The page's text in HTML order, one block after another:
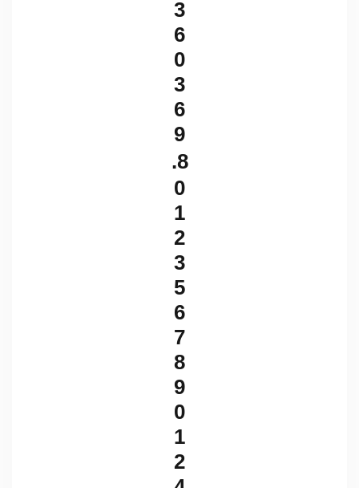
3
6
0
3
6
9
.8
0
1
2
3
5
6
7
8
9
0
1
2